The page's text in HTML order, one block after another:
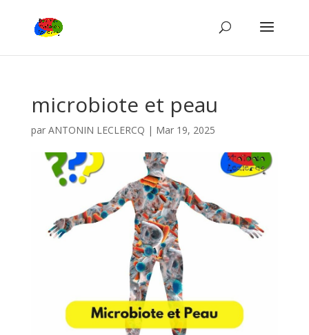
microbiote et peau
par ANTONIN LECLERCQ | Mar 19, 2025